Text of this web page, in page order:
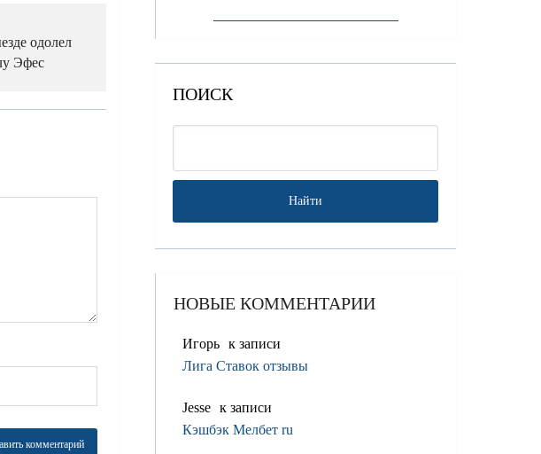
одолел
Эфес
ПОИСК
НОВЫЕ КОММЕНТАРИИ
Игорь к записи
Лига Ставок отзывы
Jesse к записи
Кэшбэк Мелбет ru